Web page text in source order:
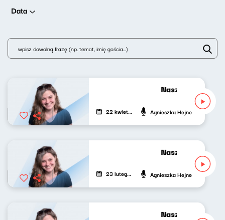
Data
Nasze nocne
22 kwietnia 2022 Agnieszka Hejne
Nasze nocne
23 lutego 2022 Agnieszka Hejne
Nasze nocne